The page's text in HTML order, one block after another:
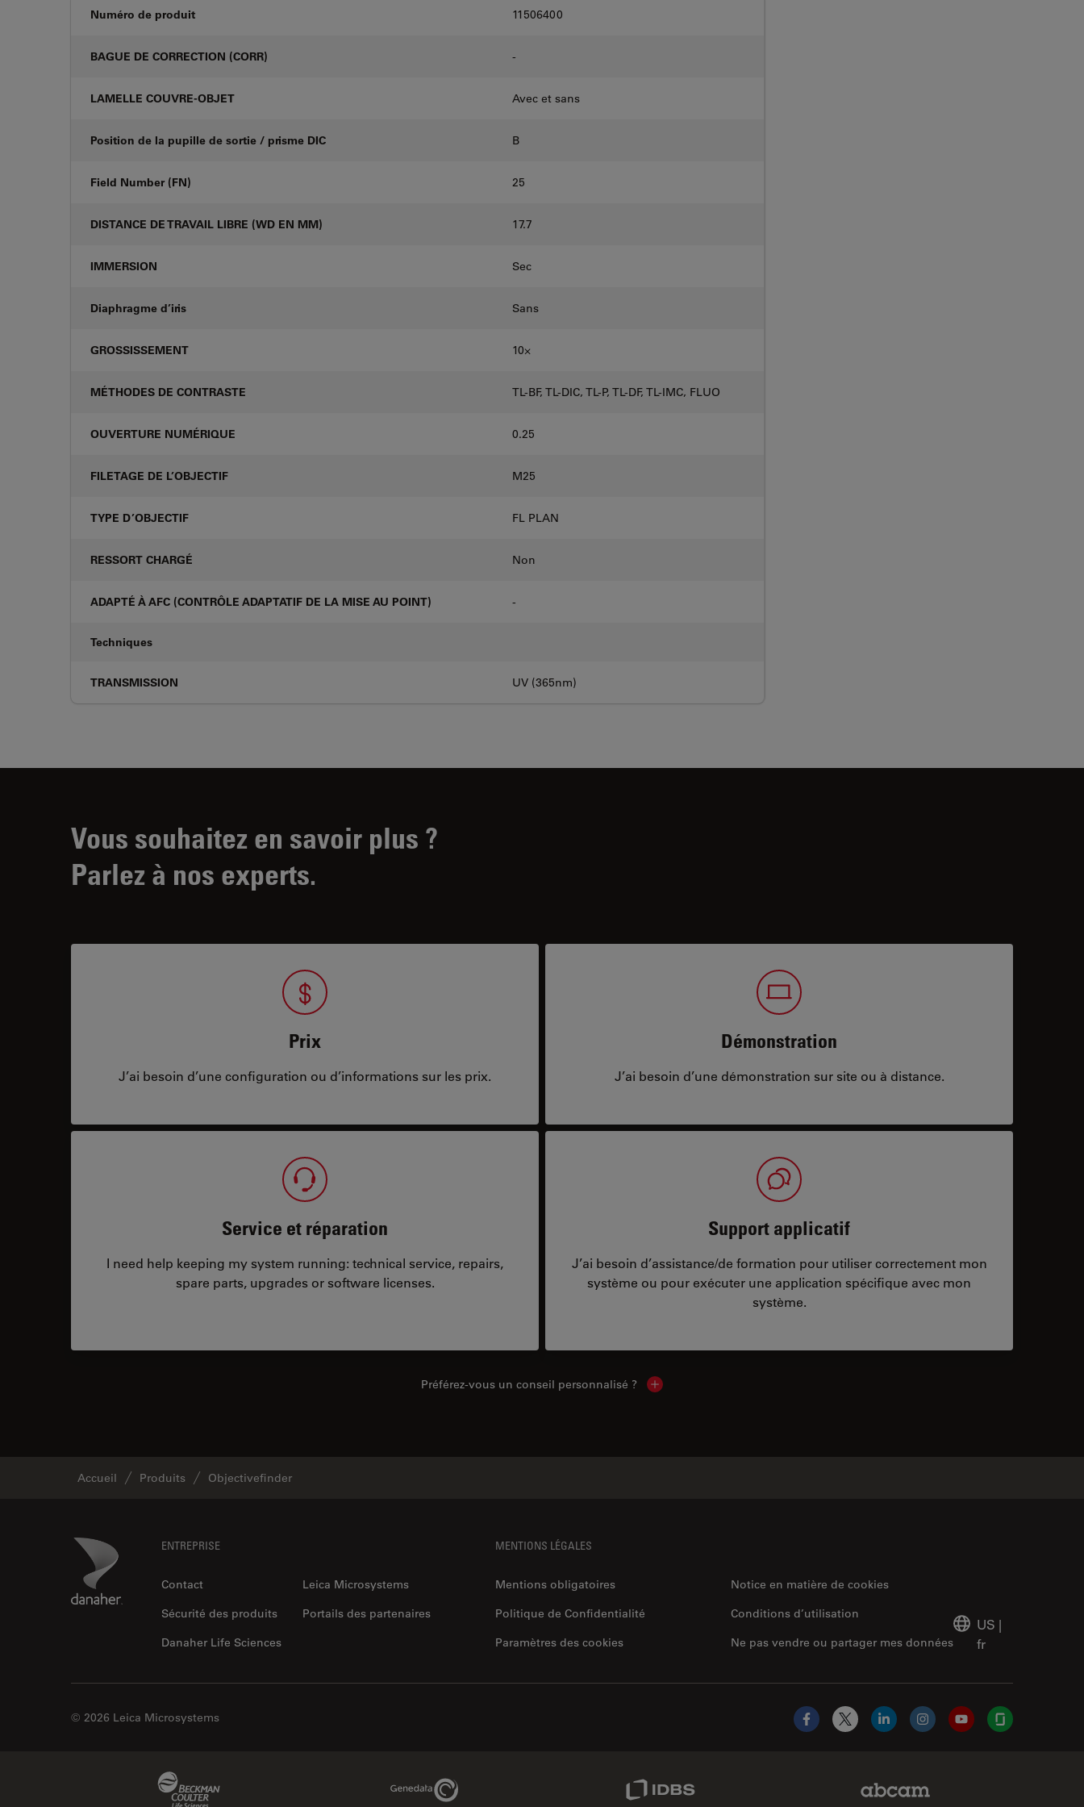
Numéro de produit 11506400
BAGUE DE CORRECTION (CORR) -
LAMELLE COUVRE-OBJET Avec et sans
Position de la pupille de sortie / prisme DIC B
Field Number (FN) 25
DISTANCE DE TRAVAIL LIBRE (WD EN MM) 17.7
IMMERSION Sec
Diaphragme d’iris Sans
GROSSISSEMENT 10⨉
MÉTHODES DE CONTRASTE TL-BF, TL-DIC, TL-P, TL-DF, TL-IMC, FLUO
OUVERTURE NUMÉRIQUE 0.25
FILETAGE DE L’OBJECTIF M25
TYPE D’OBJECTIF FL PLAN
RESSORT CHARGÉ Non
ADAPTÉ À AFC (CONTRÔLE ADAPTATIF DE LA MISE AU POINT) -
Techniques
TRANSMISSION UV (365nm)
Vous souhaitez en savoir plus ?
Parlez à nos experts.
Prix
J’ai besoin d’une configuration ou d’informations sur les prix.
Démonstration
J’ai besoin d’une démonstration sur site ou à distance.
Service et réparation
I need help keeping my system running: technical service, repairs,
spare parts, upgrades or software licenses.
Support applicatif
J’ai besoin d’assistance/de formation pour utiliser correctement mon
système ou pour exécuter une application spécifique avec mon
système.
Préférez-vous un conseil personnalisé ? Show local contacts
Accueil Produits Objectivefinder
Danaher Logo ENTREPRISE
Contact
Leica Microsystems
Sécurité des produits
Portails des partenaires
Danaher Life Sciences
MENTIONS LÉGALES
Mentions obligatoires
Notice en matière de cookies
Politique de Confidentialité
Ne pas vendre ou partager mes données
Conditions d’utilisation
Paramètres des cookies
US |
fr
© 2026 Leica Microsystems
Facebook
X LinkedInInstagramYouTubeGlassdoor
Genedata Link